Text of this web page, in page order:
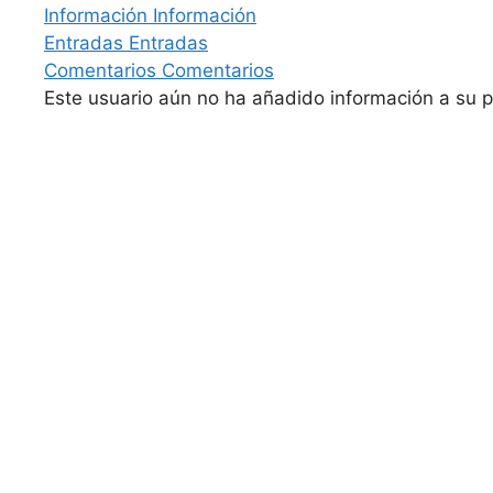
Información Información
Entradas Entradas
Comentarios Comentarios
Este usuario aún no ha añadido información a su